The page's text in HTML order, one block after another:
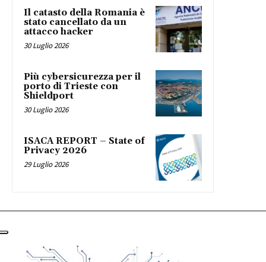
Il catasto della Romania è
stato cancellato da un
attacco hacker
30 Luglio 2026
Più cybersicurezza per il
porto di Trieste con
Shieldport
30 Luglio 2026
ISACA REPORT – State of
Privacy 2026
29 Luglio 2026